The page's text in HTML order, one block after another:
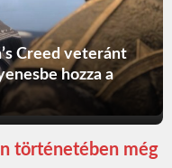
Creed veteránt
hozza a
történetében még